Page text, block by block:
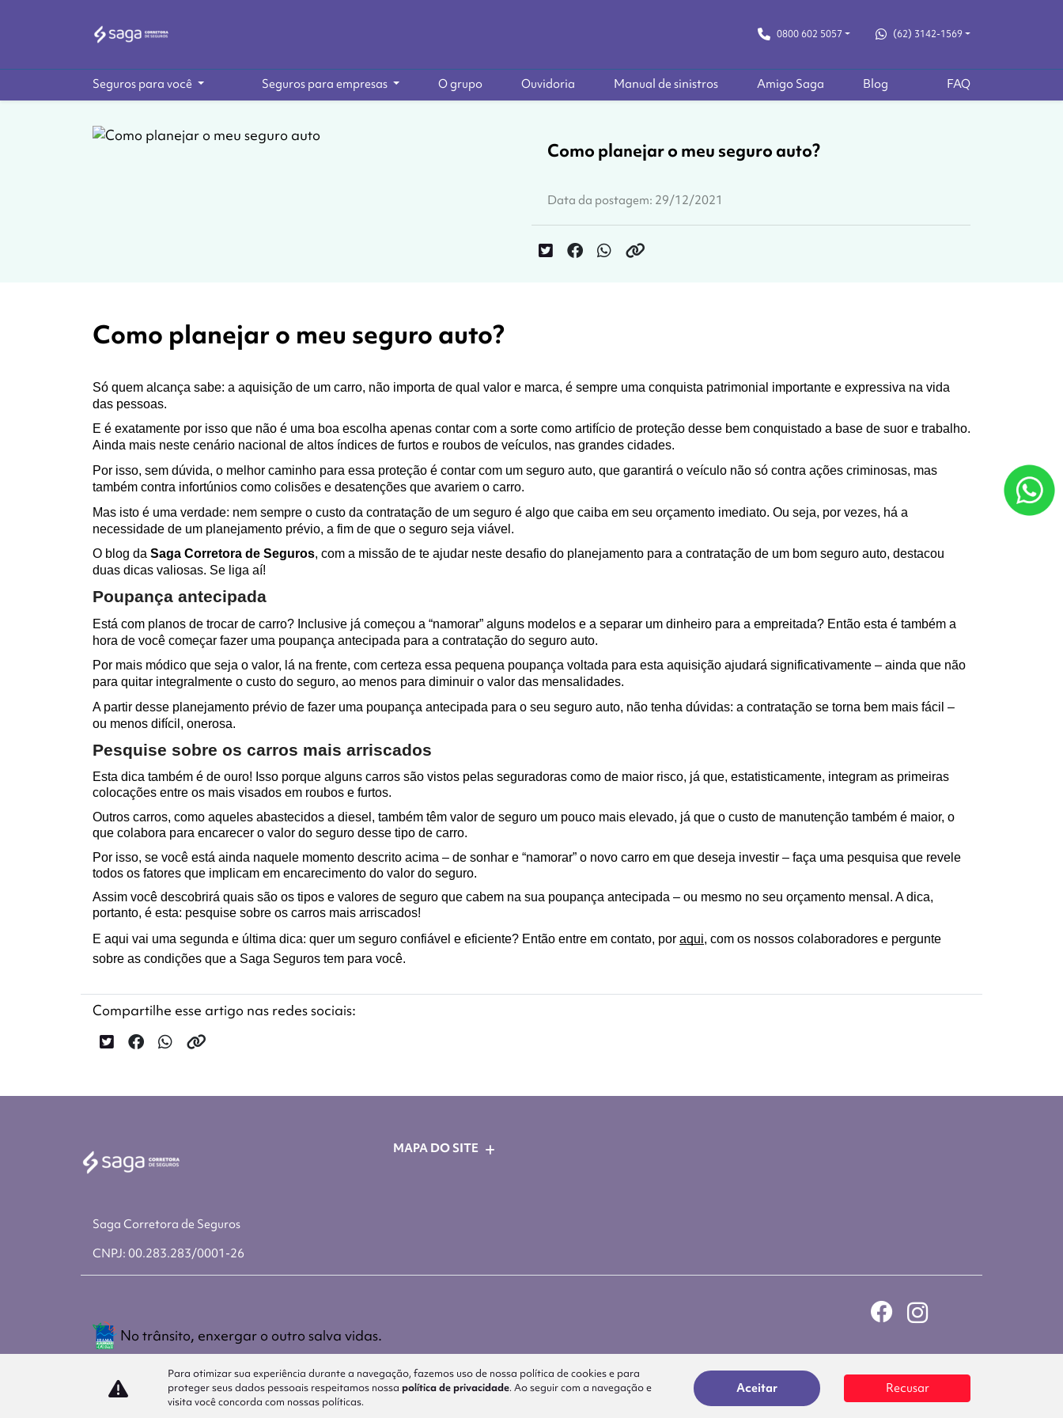
0800 602 5057 (62) 3142-1569
Seguros para você Seguros para empresas O grupo Ouvidoria Manual de sinistros Amigo Saga Blog FAQ
Como planejar o meu seguro auto?
Data da postagem: 29/12/2021
Como planejar o meu seguro auto?
Só quem alcança sabe: a aquisição de um carro, não importa de qual valor e marca, é sempre uma conquista patrimonial importante e expressiva na vida
das pessoas.
E é exatamente por isso que não é uma boa escolha apenas contar com a sorte como artifício de proteção desse bem conquistado a base de suor e trabalho.
Ainda mais neste cenário nacional de altos índices de furtos e roubos de veículos, nas grandes cidades.
Por isso, sem dúvida, o melhor caminho para essa proteção é contar com um seguro auto, que garantirá o veículo não só contra ações criminosas, mas
também contra infortúnios como colisões e desatenções que avariem o carro.
Mas isto é uma verdade: nem sempre o custo da contratação de um seguro é algo que caiba em seu orçamento imediato. Ou seja, por vezes, há a
necessidade de um planejamento prévio, a fim de que o seguro seja viável.
O blog da Saga Corretora de Seguros, com a missão de te ajudar neste desafio do planejamento para a contratação de um bom seguro auto, destacou
duas dicas valiosas. Se liga aí!
Poupança antecipada
Está com planos de trocar de carro? Inclusive já começou a “namorar” alguns modelos e a separar um dinheiro para a empreitada? Então esta é também a
hora de você começar fazer uma poupança antecipada para a contratação do seguro auto.
Por mais módico que seja o valor, lá na frente, com certeza essa pequena poupança voltada para esta aquisição ajudará significativamente – ainda que não
para quitar integralmente o custo do seguro, ao menos para diminuir o valor das mensalidades.
A partir desse planejamento prévio de fazer uma poupança antecipada para o seu seguro auto, não tenha dúvidas: a contratação se torna bem mais fácil –
ou menos difícil, onerosa.
Pesquise sobre os carros mais arriscados
Esta dica também é de ouro! Isso porque alguns carros são vistos pelas seguradoras como de maior risco, já que, estatisticamente, integram as primeiras
colocações entre os mais visados em roubos e furtos.
Outros carros, como aqueles abastecidos a diesel, também têm valor de seguro um pouco mais elevado, já que o custo de manutenção também é maior, o
que colabora para encarecer o valor do seguro desse tipo de carro.
Por isso, se você está ainda naquele momento descrito acima – de sonhar e “namorar” o novo carro em que deseja investir – faça uma pesquisa que revele
todos os fatores que implicam em encarecimento do valor do seguro.
Assim você descobrirá quais são os tipos e valores de seguro que cabem na sua poupança antecipada – ou mesmo no seu orçamento mensal. A dica,
portanto, é esta: pesquise sobre os carros mais arriscados!
E aqui vai uma segunda e última dica: quer um seguro confiável e eficiente? Então entre em contato, por aqui, com os nossos colaboradores e pergunte
sobre as condições que a Saga Seguros tem para você.
Compartilhe esse artigo nas redes sociais:
MAPA DO SITE
Saga Corretora de Seguros
CNPJ: 00.283.283/0001-26
No trânsito, enxergar o outro salva vidas.
Para otimizar sua experiência durante a navegação, fazemos uso de nossa política de cookies e para
proteger seus dados pessoais respeitamos nossa política de privacidade. Ao seguir com a navegação e
visita você concorda com nossas políticas.
Aceitar Recusar